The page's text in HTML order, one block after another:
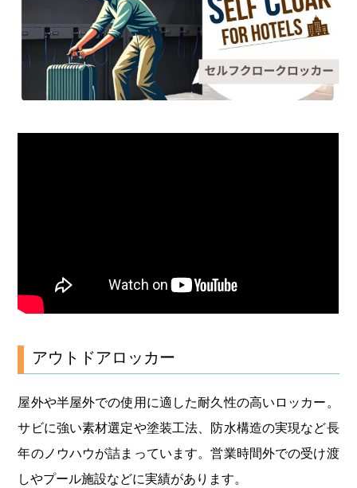
アウトドアロッカー
屋外や半屋外での使用に適した耐久性の高いロッカー。
サビに強い素材選定や塗装工法、防水構造の実現など長
年のノウハウが詰まっています。営業時間外での受け渡
しやプール施設などに実績があります。